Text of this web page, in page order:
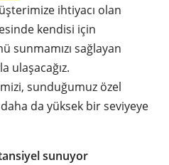
ihtiyacı olan
kendisi için
sunmamızı sağlayan
ulaşacağız.
sunduğumuz özel
da yüksek bir seviyeye
sunuyor